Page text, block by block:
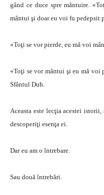
gând ce duce spre mântuire.
mântui şi doar eu voi fu pedepsit
«Toţi se vor pierde, eu mă voi
«Toţi se vor mântui şi eu mă voi
Sfântul Duh.
Aceasta este lecţia acestei
descoperiţi esenţa ei.
Dar eu am o întrebare.
Sau două întrebări.